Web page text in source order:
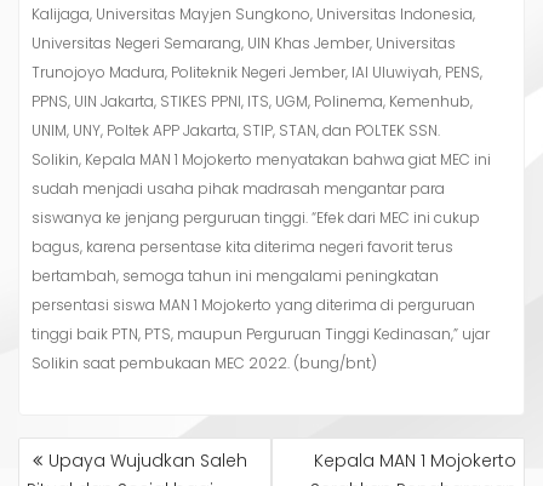
Kalijaga, Universitas Mayjen Sungkono, Universitas Indonesia,
Universitas Negeri Semarang, UIN Khas Jember, Universitas
Trunojoyo Madura, Politeknik Negeri Jember, IAI Uluwiyah, PENS,
PPNS, UIN Jakarta, STIKES PPNI, ITS, UGM, Polinema, Kemenhub,
UNIM, UNY, Poltek APP Jakarta, STIP, STAN, dan POLTEK SSN.
Solikin, Kepala MAN 1 Mojokerto menyatakan bahwa giat MEC ini
sudah menjadi usaha pihak madrasah mengantar para
siswanya ke jenjang perguruan tinggi. “Efek dari MEC ini cukup
bagus, karena persentase kita diterima negeri favorit terus
bertambah, semoga tahun ini mengalami peningkatan
persentasi siswa MAN 1 Mojokerto yang diterima di perguruan
tinggi baik PTN, PTS, maupun Perguruan Tinggi Kedinasan,” ujar
Solikin saat pembukaan MEC 2022. (bung/bnt)
NAVIGASI
POSUpaya Wujudkan Saleh
Kepala MAN 1 Mojokerto